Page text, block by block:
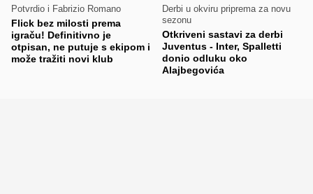
Potvrdio i Fabrizio Romano
Flick bez milosti prema
igraču! Definitivno je
otpisan, ne putuje s ekipom i
može tražiti novi klub
Derbi u okviru priprema za novu
sezonu
Otkriveni sastavi za derbi
Juventus - Inter, Spalletti
donio odluku oko
Alajbegovića